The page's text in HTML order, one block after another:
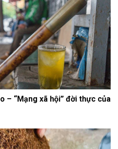
– “Mạng xã hội” đời thực của